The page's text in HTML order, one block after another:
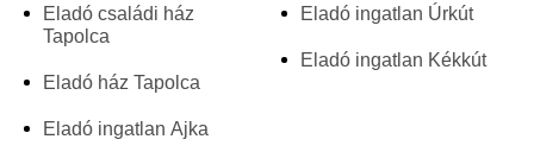
Eladó családi ház
Tapolca
Eladó ház Tapolca
Eladó ingatlan Ajka
Eladó ingatlan Úrkút
Eladó ingatlan Kékkút